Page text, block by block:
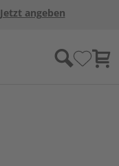
Jetzt angeben